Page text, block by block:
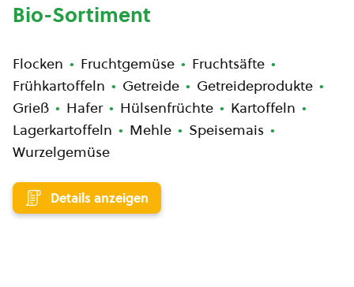
Bio-Sortiment
Flocken Fruchtgemüse
Fruchtsäfte
Frühkartoffeln
Getreide
Getreideprodukte
Grieß
Hafer Hülsenfrüchte
Kartoffeln
Lagerkartoffeln
Mehle
Speisemais
Wurzelgemüse
Details anzeigen